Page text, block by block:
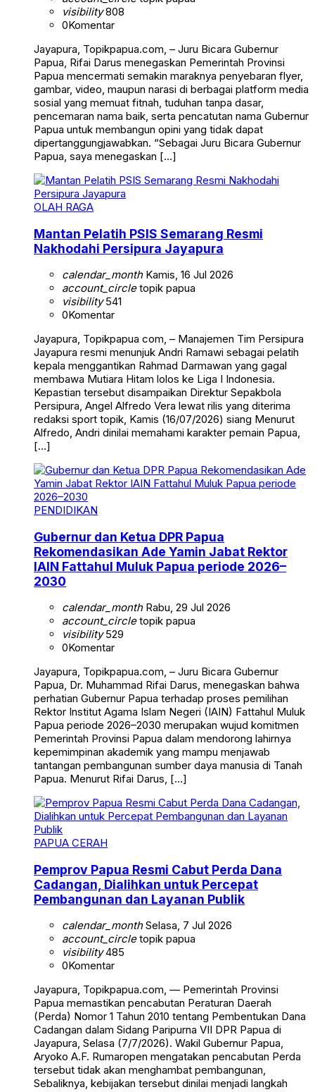
visibility808
0Komentar
Jayapura, Topikpapua.com, – Juru Bicara Gubernur
Papua, Rifai Darus menegaskan Pemerintah Provinsi
Papua mencermati semakin maraknya penyebaran flyer,
gambar, video, maupun narasi di berbagai platform media
sosial yang memuat fitnah, tuduhan tanpa dasar,
pencemaran nama baik, serta pencatutan nama Gubernur
Papua untuk membangun opini yang tidak dapat
dipertanggungjawabkan. “Sebagai Juru Bicara Gubernur
Papua, saya menegaskan […]
OLAH RAGA
Mantan Pelatih PSIS Semarang Resmi
Nakhodahi Persipura Jayapura
calendar_monthKamis, 16 Jul 2026
account_circletopik papua
visibility541
0Komentar
Jayapura, Topikpapua com, – Manajemen Tim Persipura
Jayapura resmi menunjuk Andri Ramawi sebagai pelatih
kepala menggantikan Rahmad Darmawan yang gagal
membawa Mutiara Hitam lolos ke Liga I Indonesia.
Kepastian tersebut disampaikan Direktur Sepakbola
Persipura, Angel Alfredo Vera lewat rilis yang diterima
redaksi sport topik, Kamis (16/07/2026) siang Menurut
Alfredo, Andri dinilai memahami karakter pemain Papua,
[…]
PENDIDIKAN
Gubernur dan Ketua DPR Papua
Rekomendasikan Ade Yamin Jabat Rektor
IAIN Fattahul Muluk Papua periode 2026–
2030
calendar_monthRabu, 29 Jul 2026
account_circletopik papua
visibility529
0Komentar
Jayapura, Topikpapua.com, – Juru Bicara Gubernur
Papua, Dr. Muhammad Rifai Darus, menegaskan bahwa
perhatian Gubernur Papua terhadap proses pemilihan
Rektor Institut Agama Islam Negeri (IAIN) Fattahul Muluk
Papua periode 2026–2030 merupakan wujud komitmen
Pemerintah Provinsi Papua dalam mendorong lahirnya
kepemimpinan akademik yang mampu menjawab
tantangan pembangunan sumber daya manusia di Tanah
Papua. Menurut Rifai Darus, […]
PAPUA CERAH
Pemprov Papua Resmi Cabut Perda Dana
Cadangan, Dialihkan untuk Percepat
Pembangunan dan Layanan Publik
calendar_monthSelasa, 7 Jul 2026
account_circletopik papua
visibility485
0Komentar
Jayapura, Topikpapua.com, — Pemerintah Provinsi
Papua memastikan pencabutan Peraturan Daerah
(Perda) Nomor 1 Tahun 2010 tentang Pembentukan Dana
Cadangan dalam Sidang Paripurna VII DPR Papua di
Jayapura, Selasa (7/7/2026). Wakil Gubernur Papua,
Aryoko A.F. Rumaropen mengatakan pencabutan Perda
tersebut tidak akan menghambat pembangunan,
Sebaliknya, kebijakan tersebut dinilai menjadi langkah